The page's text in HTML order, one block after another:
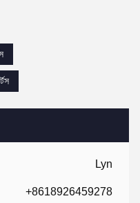
Lyn
+8618926459278